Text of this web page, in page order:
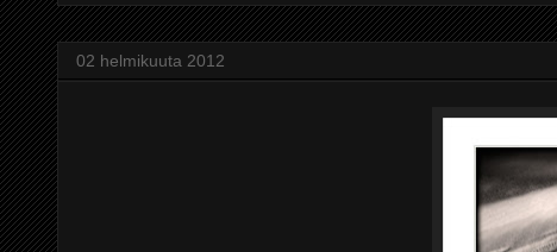
02 helmikuuta 2012